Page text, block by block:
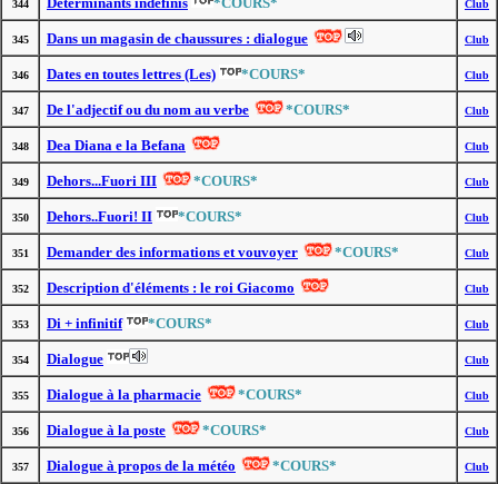
344 Club
345 Dans un magasin de chaussures : dialogue Club
346 Dates en toutes lettres (Les) *COURS* Club
347 De l'adjectif ou du nom au verbe *COURS* Club
348 Dea Diana e la Befana Club
349 Dehors...Fuori III *COURS* Club
350 Dehors..Fuori! II *COURS* Club
351 Demander des informations et vouvoyer *COURS* Club
352 Description d'éléments : le roi Giacomo Club
353 Di + infinitif *COURS* Club
354 Dialogue Club
355 Dialogue à la pharmacie *COURS* Club
356 Dialogue à la poste *COURS* Club
357 Dialogue à propos de la météo *COURS* Club